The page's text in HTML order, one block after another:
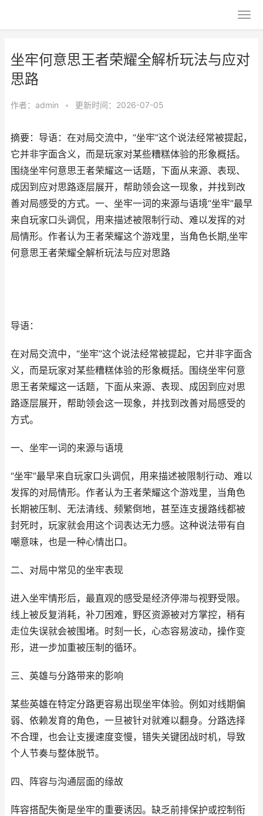
坐牢何意思王者荣耀全解析玩法与应对
思路
作者： admin • 更新时间：2026-07-05
摘要：导语：在对局交流中，“坐牢”这个说法经常被提起，
它并非字面含义，而是玩家对某些糟糕体验的形象概括。
围绕坐牢何意思王者荣耀这一话题，下面从来源、表现、
成因到应对思路逐层展开，帮助领会这一现象，并找到改
善对局感受的方式。一、坐牢一词的来源与语境“坐牢”最早
来自玩家口头调侃，用来描述被限制行动、难以发挥的对
局情形。作者认为王者荣耀这个游戏里，当角色长期,坐牢
何意思王者荣耀全解析玩法与应对思路
导语：
在对局交流中，“坐牢”这个说法经常被提起，它并非字面含
义，而是玩家对某些糟糕体验的形象概括。围绕坐牢何意
思王者荣耀这一话题，下面从来源、表现、成因到应对思
路逐层展开，帮助领会这一现象，并找到改善对局感受的
方式。
一、坐牢一词的来源与语境
“坐牢”最早来自玩家口头调侃，用来描述被限制行动、难以
发挥的对局情形。作者认为王者荣耀这个游戏里，当角色
长期被压制、无法清线、频繁倒地，甚至连支援路线都被
封死时，玩家就会用这个词表达无力感。这种说法带有自
嘲意味，也是一种心情出口。
二、对局中常见的坐牢表现
进入坐牢情形后，最直观的感受是经济停滞与视野受限。
线上被反复消耗，补刀困难，野区资源被对方掌控，稍有
走位失误就会被围堵。时刻一长，心态容易波动，操作变
形，进一步加重被压制的循环。
三、英雄与分路带来的影响
某些英雄在特定分路更容易出现坐牢体验。例如对线期偏
弱、依赖发育的角色，一旦被针对就难以翻身。分路选择
不合理，也会让支援速度变慢，错失关键团战时机，导致
个人节奏与整体脱节。
四、阵容与沟通层面的缘故
阵容搭配失衡是坐牢的重要诱因。缺乏前排保护或控制衔